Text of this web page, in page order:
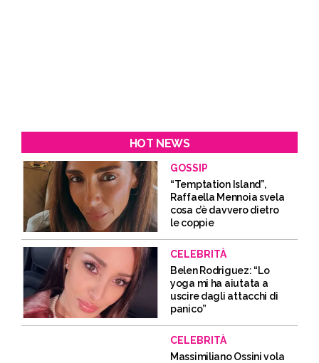
HOT NEWS
GOSSIP
“Temptation Island”,
Raffaella Mennoia svela
cosa c’è davvero dietro
le coppie
CELEBRITÀ
Belen Rodriguez: “Lo
yoga mi ha aiutata a
uscire dagli attacchi di
panico”
CELEBRITÀ
Massimiliano Ossini vola